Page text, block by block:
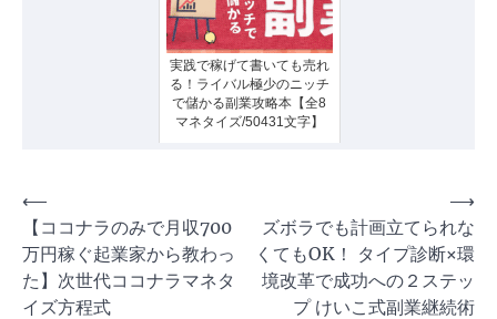
実践で稼げて書いても売れ
る！ライバル極少のニッチ
で儲かる副業攻略本【全8
マネタイズ/50431文字】
投
稿
ナ
ビ
⟵
【ココナラのみで月収700
万円稼ぐ起業家から教わっ
た】次世代ココナラマネタ
イズ方程式
ズボラでも計画立てられな
くてもOK！ タイプ診断×環
境改革で成功への２ステッ
プ けいこ式副業継続術
⟶